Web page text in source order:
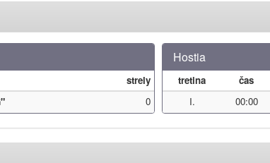
strely
0
Hostia
tretina čas
I.
00:00